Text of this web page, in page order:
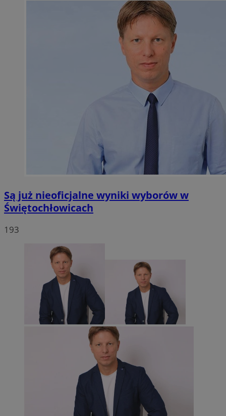
Są już nieoficjalne wyniki wyborów w
Świętochłowicach
193